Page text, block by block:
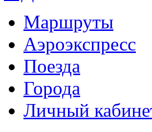
Маршруты
Аэроэкспресс
Поезда
Города
Личный